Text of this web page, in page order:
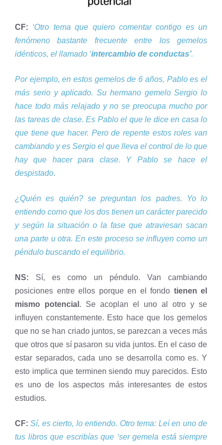
CF: ‘Otro tema que quiero comentar contigo es un
fenómeno bastante frecuente entre los gemelos
idénticos, el llamado ‘intercambio de conductas’.
Por ejemplo, en estos gemelos de 6 años, Pablo es el
más serio y aplicado. Su hermano gemelo Sergio lo
hace todo más relajado y no se preocupa mucho por
las tareas de clase. Es Pablo el que le dice en casa lo
que tiene que hacer. Pero de repente estos roles van
cambiando y es Sergio el que lleva el control de lo que
hay que hacer para clase. Y Pablo se hace el
despistado.
¿Quién es quién? se preguntan los padres. Yo lo
entiendo como que los dos tienen un carácter parecido
y según la situación o la fase que atraviesan sacan
una parte u otra. En este proceso se influyen como un
péndulo buscando el equilibrio.
NS: Sí, es como un péndulo. Van cambiando
posiciones entre ellos porque en el fondo tienen el
mismo potencial . Se acoplan el uno al otro y se
influyen constantemente. Esto hace que los gemelos
que no se han criado juntos, se parezcan a veces más
que otros que sí pasaron su vida juntos. En el caso de
estar separados, cada uno se desarrolla como es. Y
esto implica que terminen siendo muy parecidos. Esto
es uno de los aspectos más interesantes de estos
estudios.
CF: Sí, es cierto, lo entiendo. Otro tema: Leí en uno de
tus libros que escribías que ‘ser gemela está siempre